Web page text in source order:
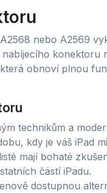
nebo A2569
konektoru
obnoví plnou
technikům a
kdy je váš iPad
mají bohaté
částí iPadu.
dostupnou